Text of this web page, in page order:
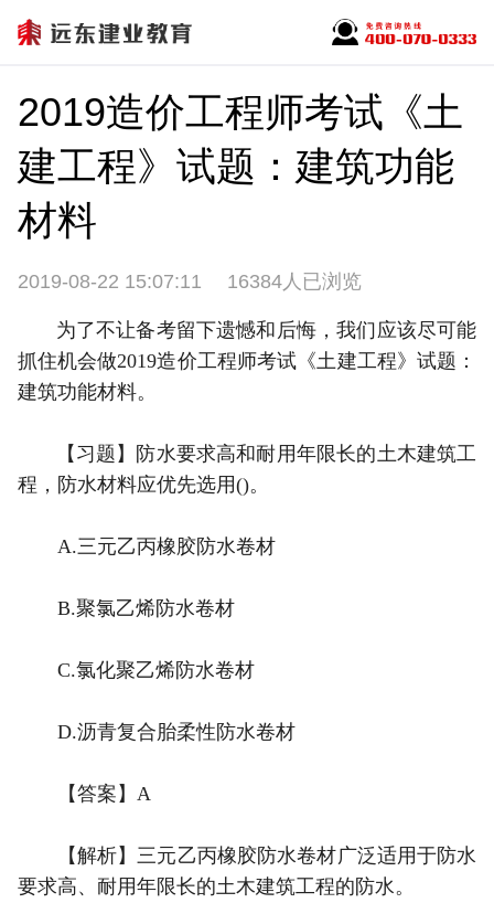
2019造价工程师考试《土
建工程》试题：建筑功能
材料
2019-08-22 15:07:11 16384人已浏览
为了不让备考留下遗憾和后悔，我们应该尽可能
抓住机会做2019造价工程师考试《土建工程》试题：
建筑功能材料。
【习题】防水要求高和耐用年限长的土木建筑工
程，防水材料应优先选用()。
A.三元乙丙橡胶防水卷材
B.聚氯乙烯防水卷材
C.氯化聚乙烯防水卷材
D.沥青复合胎柔性防水卷材
【答案】A
【解析】三元乙丙橡胶防水卷材广泛适用于防水
要求高、耐用年限长的土木建筑工程的防水。